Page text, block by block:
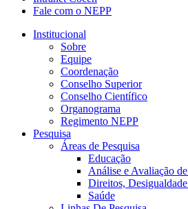
Fale com o NEPP
Institucional
Sobre
Equipe
Coordenação
Conselho Superior
Conselho Científico
Organograma
Regimento NEPP
Pesquisa
Áreas de Pesquisa
Educação
Análise e Avaliação
Direitos,
Saúde